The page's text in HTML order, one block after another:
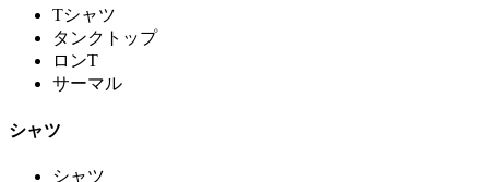
Tシャツ
タンクトップ
ロンT
サーマル
シャツ
シャツ